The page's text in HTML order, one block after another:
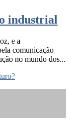
industrial
e a
comunicação
no mundo dos...